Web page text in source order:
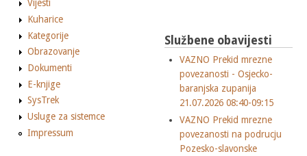
Vijesti
Kuharice
Kategorije
Obrazovanje
Dokumenti
E-knjige
SysTrek
Usluge za sistemce
Impressum
Službene obavijesti
VAZNO Prekid mrezne
povezanosti - Osjecko-
baranjska zupanija
21.07.2026 08:40-09:15
VAZNO Prekid mrezne
povezanosti na podrucju
Pozesko-slavonske